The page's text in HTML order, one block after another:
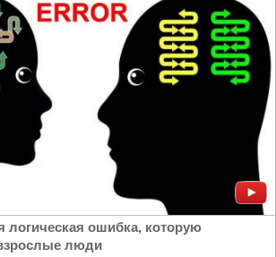
логическая ошибка, которую
люди